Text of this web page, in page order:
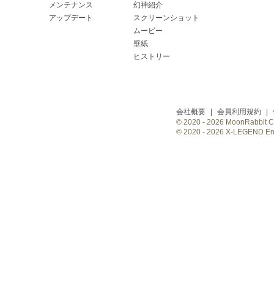
メンテナンス
アップデート
幻神紹介
スクリーンショット
ムービー
壁紙
ヒストリー
会社概要 会員利用規約
© 2020 - 2026 MoonRabbit
© 2020 - 2026 X-LEGEND